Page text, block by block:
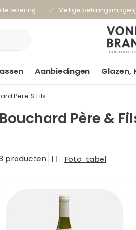
levering Veilige
Aanbiedingen Glazen,
Père & Fils
Bouchard Père &
producten Foto-tabel